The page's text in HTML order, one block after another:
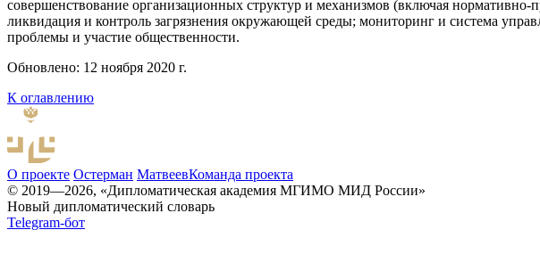
совершенствование организационных структур и механизмов (включая
ликвидация и контроль загрязнения окружающей среды; мониторинг и система
проблемы и участие общественности.
Обновлено: 12 ноября 2020 г.
К оглавлению
О проекте Остерман МатвеевКоманда проекта
© 2019—2026, «Дипломатическая академия МГИМО МИД России»
Новый дипломатический словарь
Telegram-бот